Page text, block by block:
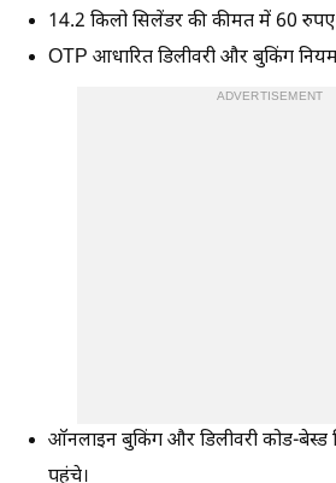
14.2 किलो सिलेंडर की कीमत में 60 रुपए
OTP आधारित डिलीवरी और बुकिंग
ADVERTISEMENT
ऑनलाइन बुकिंग और डिलीवरी कोड-
पहुंचे।